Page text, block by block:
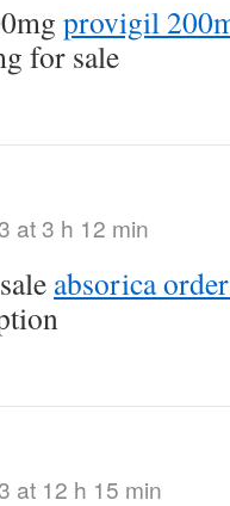
provigil
for sale
at 3 h 12 min
absorica
at 12 h 15 min